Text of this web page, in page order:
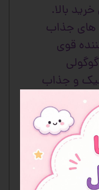
بالا.
قوی
و جذاب
بالا
روزانه